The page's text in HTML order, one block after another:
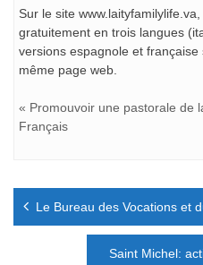
Sur le site
gratuitement en trois langues
versions espagnole et
même page web.
« Promouvoir une pastorale de
Français
Navigation
Le Bureau des Vocations et
Saint Michel: